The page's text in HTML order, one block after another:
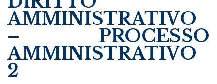
AMMINISTRATIVO
– PROCESSO
AMMINISTRATIVO
2